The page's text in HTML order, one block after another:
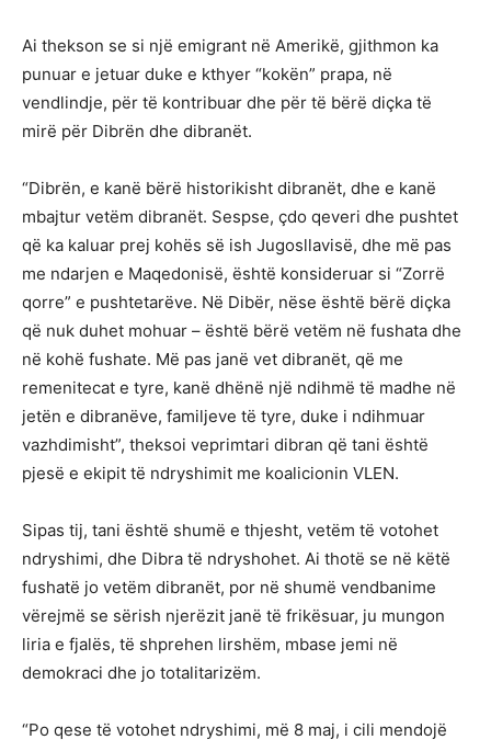
Ai thekson se si një emigrant në Amerikë, gjithmon ka
punuar e jetuar duke e kthyer “kokën” prapa, në
vendlindje, për të kontribuar dhe për të bërë diçka të
mirë për Dibrën dhe dibranët.
“Dibrën, e kanë bërë historikisht dibranët, dhe e kanë
mbajtur vetëm dibranët. Sespse, çdo qeveri dhe pushtet
që ka kaluar prej kohës së ish Jugosllavisë, dhe më pas
me ndarjen e Maqedonisë, është konsideruar si “Zorrë
qorre” e pushtetarëve. Në Dibër, nëse është bërë diçka
që nuk duhet mohuar – është bërë vetëm në fushata dhe
në kohë fushate. Më pas janë vet dibranët, që me
remenitecat e tyre, kanë dhënë një ndihmë të madhe në
jetën e dibranëve, familjeve të tyre, duke i ndihmuar
vazhdimisht”, theksoi veprimtari dibran që tani është
pjesë e ekipit të ndryshimit me koalicionin VLEN.
Sipas tij, tani është shumë e thjesht, vetëm të votohet
ndryshimi, dhe Dibra të ndryshohet. Ai thotë se në këtë
fushatë jo vetëm dibranët, por në shumë vendbanime
vërejmë se sërish njerëzit janë të frikësuar, ju mungon
liria e fjalës, të shprehen lirshëm, mbase jemi në
demokraci dhe jo totalitarizëm.
“Po qese të votohet ndryshimi, më 8 maj, i cili mendojë